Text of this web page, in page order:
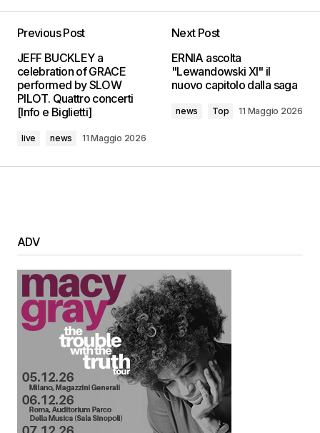
Previous Post
JEFF BUCKLEY a
celebration of GRACE
performed by SLOW
PILOT. Quattro concerti
[Info e Biglietti]
live news 11 Maggio 2026
Next Post
ERNIA ascolta
"Lewandowski XI" il
nuovo capitolo dalla saga
news Top 11 Maggio 2026
ADV